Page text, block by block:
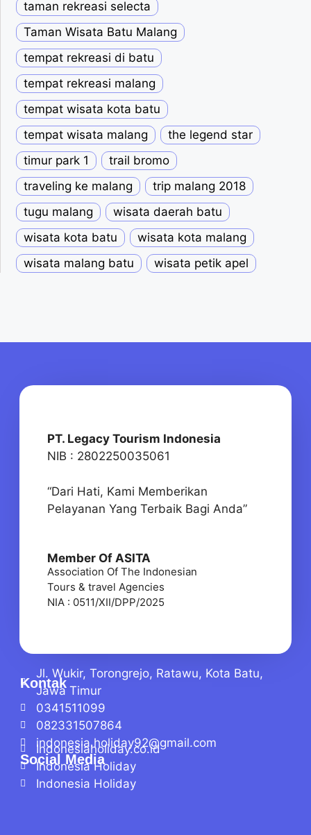
taman rekreasi selecta
Taman Wisata Batu Malang
tempat rekreasi di batu
tempat rekreasi malang
tempat wisata kota batu
tempat wisata malang
the legend star
timur park 1
trail bromo
traveling ke malang
trip malang 2018
tugu malang
wisata daerah batu
wisata kota batu
wisata kota malang
wisata malang batu
wisata petik apel
PT. Legacy Tourism Indonesia
NIB : 2802250035061
“Dari Hati, Kami Memberikan
Pelayanan Yang Terbaik Bagi Anda”
Member Of ASITA
Association Of The Indonesian
Tours & travel Agencies
NIA : 0511/XII/DPP/2025
Kontak
Jl. Wukir, Torongrejo, Ratawu, Kota Batu,
Jawa Timur
0341511099
082331507864
indonesia.holiday92@gmail.com
Social Media
Indonesiaholiday.co.id
Indonesia Holiday
Indonesia Holiday